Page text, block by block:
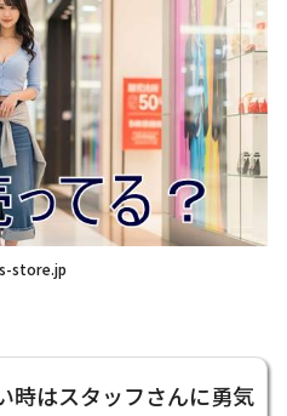
store.jp
時はスタッフさんに勇気